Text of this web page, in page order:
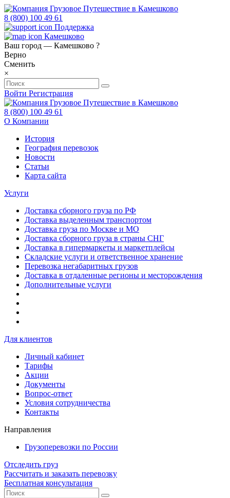
8 (800) 100 49 61
Поддержка
Камешково
Ваш город — Камешково ?
Верно
Сменить
×
Войти Регистрация
8 (800) 100 49 61
О Компании
История
География перевозок
Новости
Статьи
Карта сайта
Услуги
Доставка сборного груза по РФ
Доставка выделенным транспортом
Доставка груза по Москве и МО
Доставка сборного груза в страны СНГ
Доставка в гипермаркеты и маркетплейсы
Складские услуги и ответственное хранение
Перевозка негабаритных грузов
Доставка в отдаленные регионы и месторождения
Дополнительные услуги
Для клиентов
Личный кабинет
Тарифы
Акции
Документы
Вопрос-ответ
Условия сотрудничества
Контакты
Направления
Грузоперевозки по России
Отследить груз
Рассчитать и заказать перевозку
Бесплатная консультация